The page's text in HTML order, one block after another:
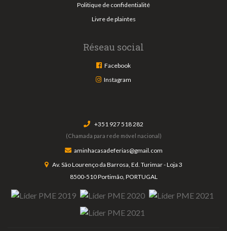
Politique de confidentialité
Livre de plaintes
Réseau social
Facebook
Instagram
+351 927 518 282
(Chamada para rede móvel nacional)
aminhacasadeferias@gmail.com
Av. São Lourenço da Barrosa, Ed. Turimar - Loja 3
8500-510 Portimão, PORTUGAL